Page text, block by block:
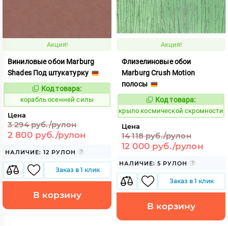
Акция!
Виниловые обои Marburg
Shades Под штукатурку
Код:
774088
Код товара:
корабль осенней силы
Цена
3 294 руб./рулон
2 800 руб./рулон
НАЛИЧИЕ: 12 РУЛОН
Заказ в 1 клик
В корзину
Акция!
Флизелиновые обои
Marburg Crush Motion
полосы
Код:
833093
Код товара:
крыло космической скромности
Цена
14 118 руб./рулон
12 000 руб./рулон
НАЛИЧИЕ: 5 РУЛОН
Заказ в 1 клик
В корзину